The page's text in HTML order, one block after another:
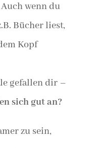
wenn du
Bücher liest,
Kopf
gefallen dir –
sich gut an?
zu sein,